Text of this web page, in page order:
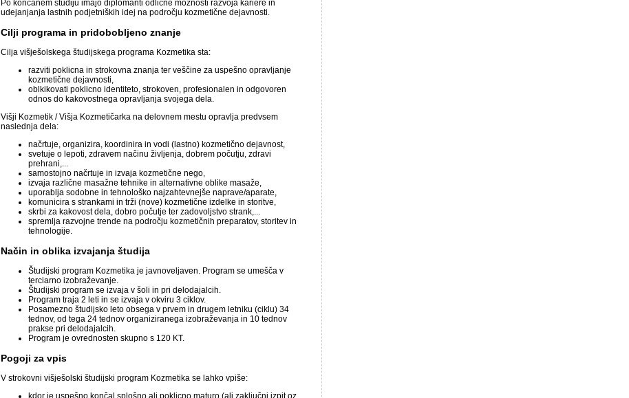
Po končanem študiju imajo diplomanti odlične možnosti razvoja kariere in
udejanjanja lastnih podjetniških idej na področju kozmetične dejavnosti.
Cilji programa in pridobobljeno znanje
Cilja višješolskega študijskega programa Kozmetika sta:
razviti poklicna in strokovna znanja ter veščine za uspešno opravljanje
kozmetične dejavnosti,
oblkikovati poklicno identiteto, strokoven, profesionalen in odgovoren
odnos do kakovostnega opravljanja svojega dela.
Višji Kozmetik / Višja Kozmetičarka na delovnem mestu opravlja predvsem
naslednja dela:
načrtuje, organizira, koordinira in vodi (lastno) kozmetično dejavnost,
svetuje o lepoti, zdravem načinu življenja, dobrem počutju, zdravi
prehrani,...
samostojno načrtuje in izvaja kozmetične nego,
izvaja različne masažne tehnike in alternativne oblike masaže,
uporablja sodobne in tehnološko najzahtevnejše naprave/aparate,
komunicira s strankami in trži (nove) kozmetične izdelke in storitve,
skrbi za kakovost dela, dobro počutje ter zadovoljstvo strank,...
spremlja razvojne trende na področju kozmetičnih preparatov, storitev in
tehnologije.
Način in oblika izvajanja študija
Študijski program Kozmetika je javnoveljaven. Program se umešča v
terciarno izobraževanje.
Študijski program se izvaja v šoli in pri delodajalcih.
Program traja 2 leti in se izvaja v okviru 3 ciklov.
Posamezno študijsko leto obsega v prvem in drugem letniku (ciklu) 34
tednov, od tega 24 tednov organiziranega izobraževanja in 10 tednov
prakse pri delodajalcih.
Program je ovrednosten skupno s 120 KT.
Pogoji za vpis
V strokovni višješolski študijski program Kozmetika se lahko vpiše: